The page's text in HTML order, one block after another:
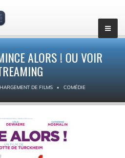
ALORS ! OU VOIR
DE FILMS COMÉDIE